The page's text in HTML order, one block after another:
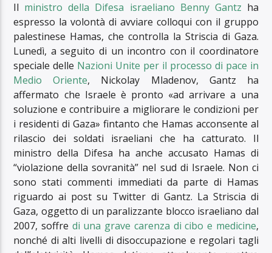
Il ministro della Difesa israeliano Benny Gantz ha
espresso la volontà di avviare colloqui con il gruppo
palestinese Hamas, che controlla la Striscia di Gaza.
Lunedì, a seguito di un incontro con il coordinatore
speciale delle Nazioni Unite per il processo di pace in
Medio Oriente, Nickolay Mladenov, Gantz ha
affermato che Israele è pronto «ad arrivare a una
soluzione e contribuire a migliorare le condizioni per
i residenti di Gaza» fintanto che Hamas acconsente al
rilascio dei soldati israeliani che ha catturato. Il
ministro della Difesa ha anche accusato Hamas di
“violazione della sovranità” nel sud di Israele. Non ci
sono stati commenti immediati da parte di Hamas
riguardo ai post su Twitter di Gantz. La Striscia di
Gaza, oggetto di un paralizzante blocco israeliano dal
2007, soffre di una grave carenza di cibo e medicine,
nonché di alti livelli di disoccupazione e regolari tagli